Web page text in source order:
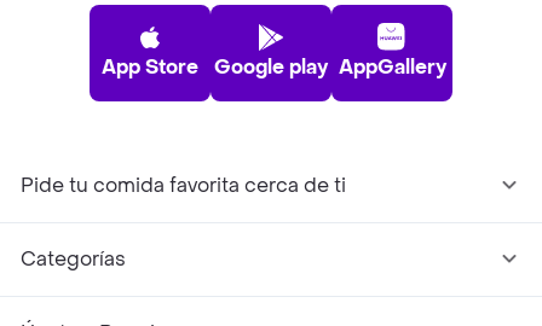
App Store Google play AppGallery
Pide tu comida favorita cerca de ti
Categorías